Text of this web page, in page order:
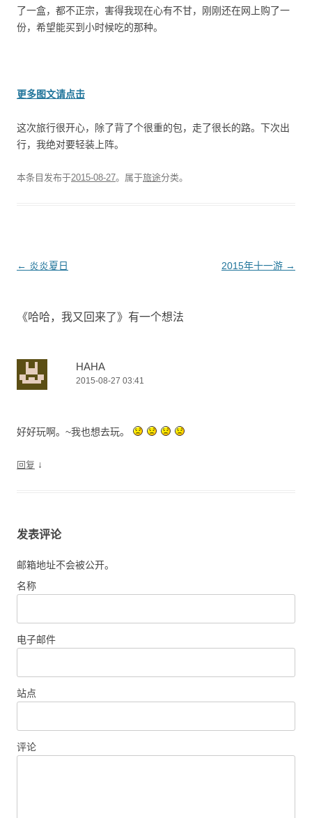
了一盒，都不正宗，害得我现在心有不甘，刚刚还在网上购了一
份，希望能买到小时候吃的那种。
更多图文请点击
这次旅行很开心，除了背了个很重的包，走了很长的路。下次出
行，我绝对要轻装上阵。
本条目发布于2015-08-27。属于旅途分类。
文
航
← 炎炎夏日 2015年十一游 →
《哈哈，我又回来了》有一个想法
HAHA
2015-08-27 03:41
好好玩啊。~我也想去玩。
回复 ↓
发表评论
邮箱地址不会被公开。
名称
电子邮件
站点
评论